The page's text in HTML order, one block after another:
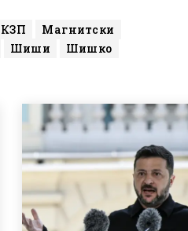
КЗП
Магнитски
Шиши Шишко